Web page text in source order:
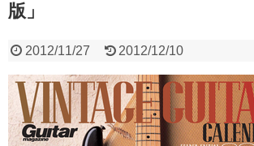
版」
2012/11/27 2012/12/10